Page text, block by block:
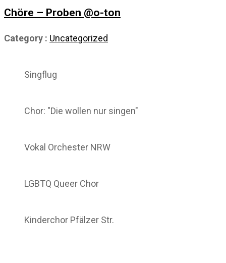
Chöre – Proben @o-ton
Category : Uncategorized
Singflug
Chor: "Die wollen nur singen"
Vokal Orchester NRW
LGBTQ Queer Chor
Kinderchor Pfälzer Str.